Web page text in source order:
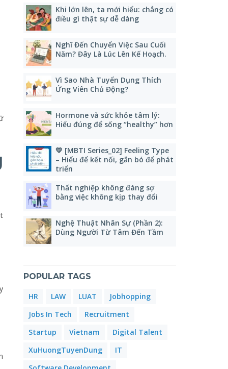
Khi lớn lên, ta mới hiểu: chẳng có
điều gì thật sự dễ dàng
Nghĩ Đến Chuyển Việc Sau Cuối
Năm? Đây Là Lúc Lên Kế Hoạch.
Vì Sao Nhà Tuyển Dụng Thích
Ứng Viên Chủ Động?
Hormone và sức khỏe tâm lý:
Hiểu đúng để sống “healthy” hơn
💛 [MBTI Series_02] Feeling Type
– Hiểu để kết nối, gắn bó để phát
triển
Thất nghiệp không đáng sợ
bằng việc không kịp thay đổi
Nghệ Thuật Nhân Sự (Phần 2):
Dùng Người Từ Tâm Đến Tầm
POPULAR TAGS
HR LAW LUAT
Jobhopping
Jobs In Tech
Recruitment
Startup
Vietnam
Digital Talent
XuHuongTuyenDung
IT